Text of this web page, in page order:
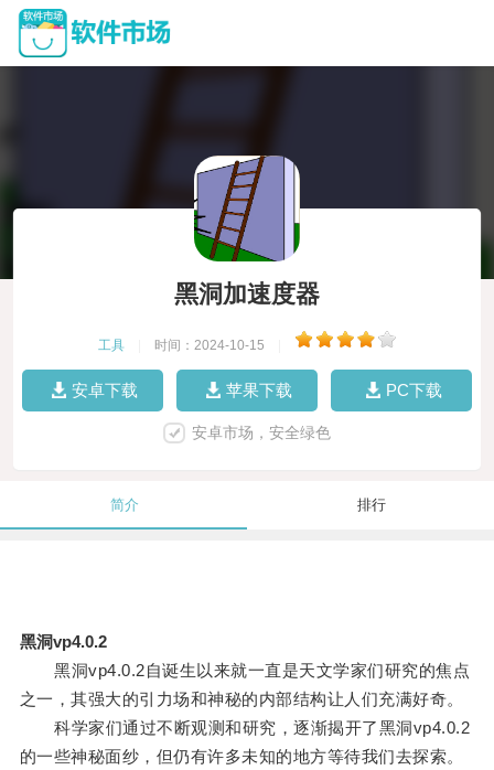
黑洞加速度器
工具 时间：2024-10-15
安卓下载 苹果下载 PC下载
安卓市场，安全绿色
简介 排行
黑洞vp4.0.2
黑洞vp4.0.2自诞生以来就一直是天文学家们研究的焦点
之一，其强大的引力场和神秘的内部结构让人们充满好奇。
科学家们通过不断观测和研究，逐渐揭开了黑洞vp4.0.2
的一些神秘面纱，但仍有许多未知的地方等待我们去探索。